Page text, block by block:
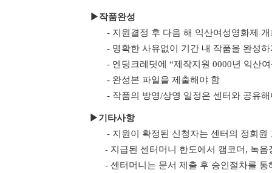
▶작품완성
- 지원결정 후 다음 해 익산여성영화제
- 명확한 사유없이 기간 내 작품을 완성
- 엔딩크레딧에 “제작지원 0000년 익산
- 완성본 파일을 제출해야 함
- 작품의 방영/상영 일정은 센터와 공유
▶기타사항
- 지원이 확정된 신청자는 센터의 정회원
- 지급된 센터머니 한도에서 캠코더, 녹
- 센터머니는 문서 제출 후 승인절차를